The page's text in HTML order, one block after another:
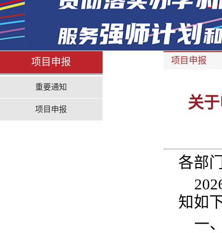
项目申报
重要通知
项目申报
项目申报
关
各部
202
知如
一